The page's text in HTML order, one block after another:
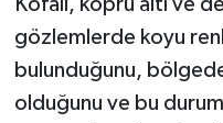
gözlemlerde koyu
bulunduğunu,
olduğunu ve bu
TEKNOLOJİ
TİCARET